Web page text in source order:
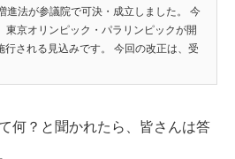
進法が参議院で可決・成立しました。 今
東京オリンピック・パラリンピックが開
される見込みです。 今回の改正は、受
何？と聞かれたら、皆さんは答